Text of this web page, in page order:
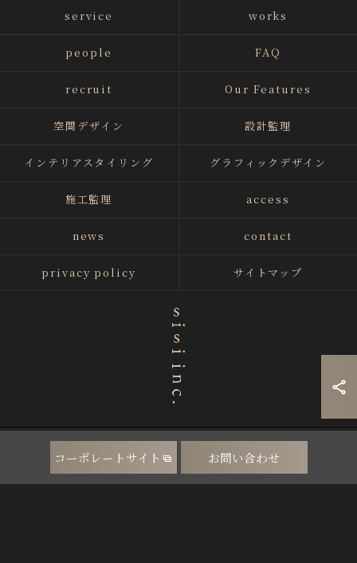
コーポレートサイト お問い合わせ
service works
people FAQ
recruit Our Features
空間デザイン 設計監理
インテリアスタイリング グラフィックデザイン
施工監理 access
news contact
privacy policy サイトマップ
RIGHTS RESERVED.